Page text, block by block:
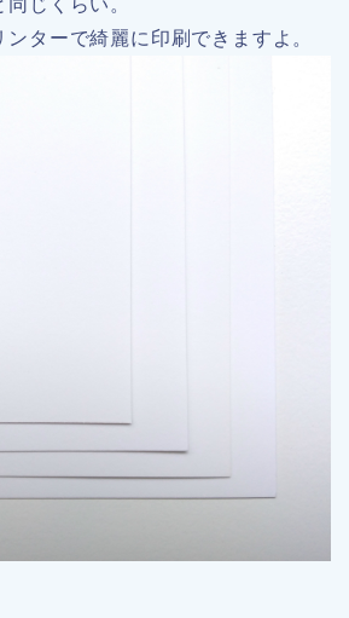
じくらい。
ターで綺麗に印刷できますよ。